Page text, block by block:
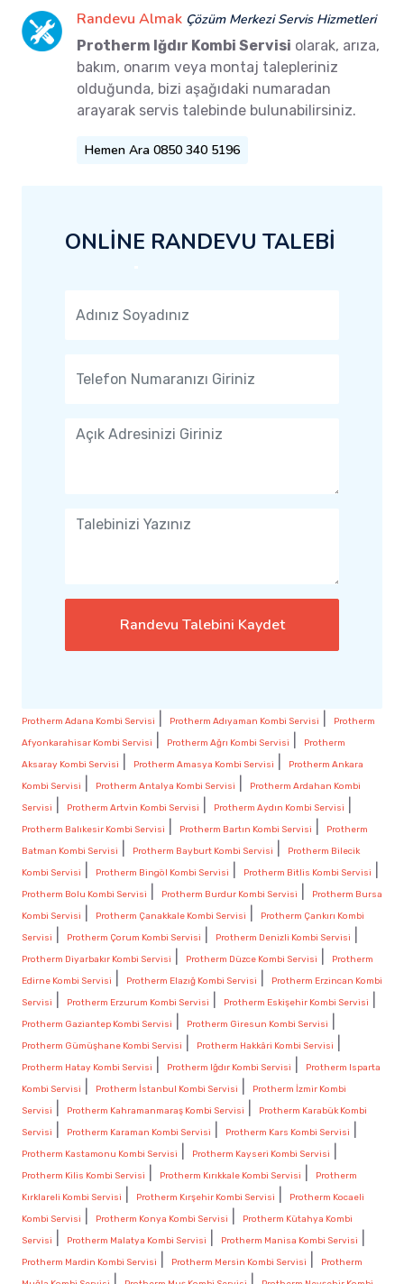
Randevu Almak Çözüm Merkezi Servis Hizmetleri
Protherm Iğdır Kombi Servisi olarak, arıza,
bakım, onarım veya montaj talepleriniz
olduğunda, bizi aşağıdaki numaradan
arayarak servis talebinde bulunabilirsiniz.
Hemen Ara 0850 340 5196
ONLİNE RANDEVU TALEBİ
Randevu Talebini Kaydet
Protherm Adana Kombi Servisi Protherm Adıyaman Kombi Servisi
Protherm
Afyonkarahisar Kombi Servisi
Protherm Ağrı Kombi Servisi
Protherm
Aksaray Kombi Servisi
Protherm Amasya Kombi Servisi
Protherm Ankara
Kombi Servisi
Protherm Antalya Kombi Servisi
Protherm Ardahan Kombi
Servisi
Protherm Artvin Kombi Servisi Protherm Aydın Kombi Servisi
Protherm Balıkesir Kombi Servisi Protherm Bartın Kombi Servisi
Protherm
Batman Kombi Servisi
Protherm Bayburt Kombi Servisi
Protherm Bilecik
Kombi Servisi
Protherm Bingöl Kombi Servisi Protherm Bitlis Kombi Servisi
Protherm Bolu Kombi Servisi Protherm Burdur Kombi Servisi
Protherm Bursa
Kombi Servisi
Protherm Çanakkale Kombi Servisi
Protherm Çankırı Kombi
Servisi
Protherm Çorum Kombi Servisi Protherm Denizli Kombi Servisi
Protherm Diyarbakır Kombi Servisi Protherm Düzce Kombi Servisi
Protherm
Edirne Kombi Servisi
Protherm Elazığ Kombi Servisi
Protherm Erzincan Kombi
Servisi
Protherm Erzurum Kombi Servisi Protherm Eskişehir Kombi Servisi
Protherm Gaziantep Kombi Servisi Protherm Giresun Kombi Servisi
Protherm Gümüşhane Kombi Servisi Protherm Hakkâri Kombi Servisi
Protherm Hatay Kombi Servisi Protherm Iğdır Kombi Servisi
Protherm Isparta
Kombi Servisi
Protherm İstanbul Kombi Servisi
Protherm İzmir Kombi
Servisi
Protherm Kahramanmaraş Kombi Servisi
Protherm Karabük Kombi
Servisi
Protherm Karaman Kombi Servisi Protherm Kars Kombi Servisi
Protherm Kastamonu Kombi Servisi Protherm Kayseri Kombi Servisi
Protherm Kilis Kombi Servisi Protherm Kırıkkale Kombi Servisi
Protherm
Kırklareli Kombi Servisi
Protherm Kırşehir Kombi Servisi
Protherm Kocaeli
Kombi Servisi
Protherm Konya Kombi Servisi
Protherm Kütahya Kombi
Servisi
Protherm Malatya Kombi Servisi Protherm Manisa Kombi Servisi
Protherm Mardin Kombi Servisi Protherm Mersin Kombi Servisi
Protherm